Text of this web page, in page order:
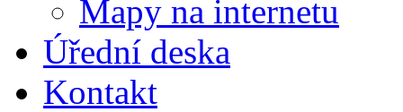
Mapy na internetu
Úřední deska
Kontakt